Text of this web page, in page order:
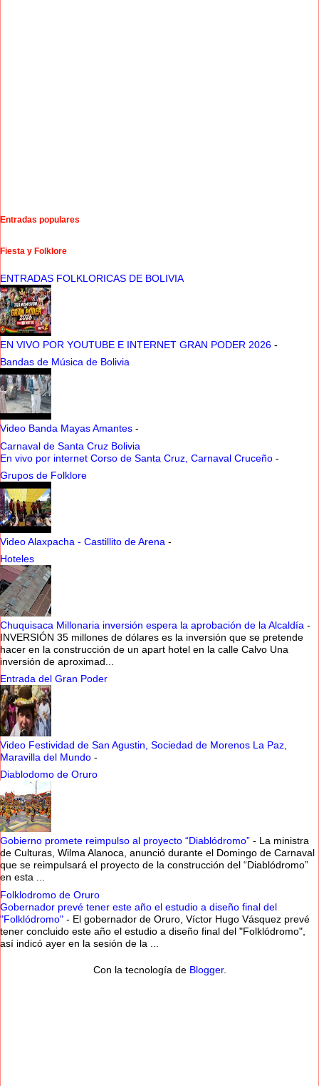
Entradas populares
Fiesta y Folklore
ENTRADAS FOLKLORICAS DE BOLIVIA
EN VIVO POR YOUTUBE E INTERNET GRAN PODER 2026 -
Bandas de Música de Bolivia
Video Banda Mayas Amantes -
Carnaval de Santa Cruz Bolivia
En vivo por internet Corso de Santa Cruz, Carnaval Cruceño -
Grupos de Folklore
Video Alaxpacha - Castillito de Arena -
Hoteles
Chuquisaca Millonaria inversión espera la aprobación de la Alcaldía -
INVERSIÓN 35 millones de dólares es la inversión que se pretende
hacer en la construcción de un apart hotel en la calle Calvo Una
inversión de aproximad...
Entrada del Gran Poder
Video Festividad de San Agustin, Sociedad de Morenos La Paz,
Maravilla del Mundo -
Diablodomo de Oruro
Gobierno promete reimpulso al proyecto “Diablódromo” - La ministra
de Culturas, Wilma Alanoca, anunció durante el Domingo de Carnaval
que se reimpulsará el proyecto de la construcción del “Diablódromo”
en esta ...
Folklodromo de Oruro
Gobernador prevé tener este año el estudio a diseño final del
"Folklódromo" - El gobernador de Oruro, Víctor Hugo Vásquez prevé
tener concluido este año el estudio a diseño final del "Folklódromo",
así indicó ayer en la sesión de la ...
Con la tecnología de Blogger.